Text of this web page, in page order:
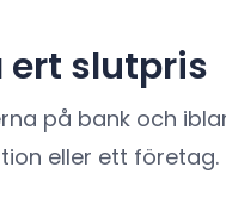
ert slutpris
på bank och
eller ett företag.